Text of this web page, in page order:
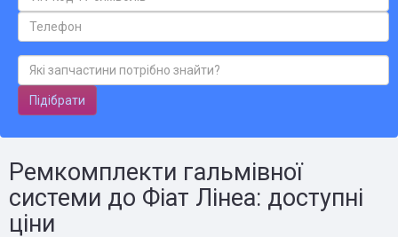
Підібрати
Ремкомплекти гальмівної
системи до Фіат Лінеа: доступні
ціни